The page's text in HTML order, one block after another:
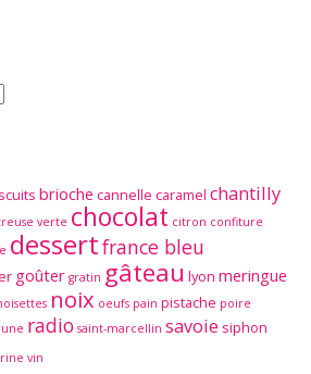
brioche cannelle caramel chantilly
verte chocolat citron confiture
dessertfrance bleu
goûter gratin gâteau lyon meringue
noix oeufs pain pistache poire
radio saint-marcellin savoie siphon
vin